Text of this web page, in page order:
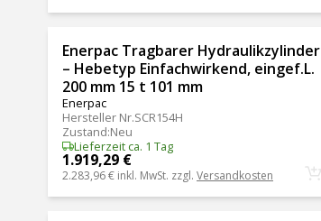
Enerpac Tragbarer Hydraulikzylinder
– Hebetyp Einfachwirkend, eingef.L.
200 mm 15 t 101 mm
Enerpac
Hersteller Nr.SCR154H
Zustand:Neu
Lieferzeit ca. 1 Tag
1.919,29 €
2.283,96 € inkl. MwSt. zzgl. Versandkosten